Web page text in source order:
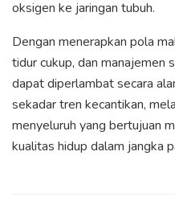
oksigen ke jaringan tubuh.
Dengan menerapkan pola
tidur cukup, dan manajemen
dapat diperlambat secara
sekadar tren kecantikan,
menyeluruh yang bertujuan
kualitas hidup dalam jangka